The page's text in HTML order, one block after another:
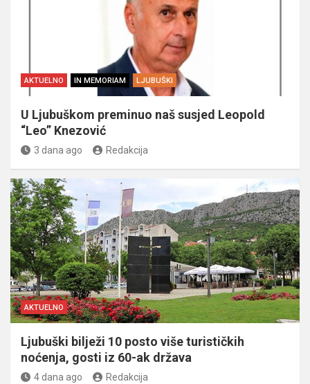
AKTUELNO IN MEMORIAM LJUBUŠKI
U Ljubuškom preminuo naš susjed Leopold
“Leo” Knezović
3 dana ago Redakcija
AKTUELNO
Ljubuški bilježi 10 posto više turističkih
noćenja, gosti iz 60-ak država
4 dana ago Redakcija